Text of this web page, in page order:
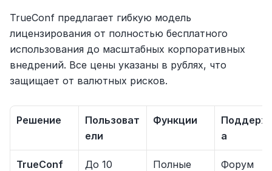
TrueConf предлагает гибкую модель
лицензирования от полностью бесплатного
использования до масштабных корпоративных
внедрений. Все цены указаны в рублях, что
защищает от валютных рисков.
Решение
Пользоват
ели
Функции
а
TrueConf
До 10 Полные Форум